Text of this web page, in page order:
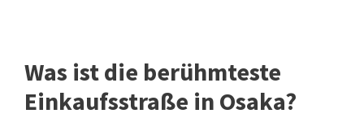
Was ist die berühmteste
Einkaufsstraße in Osaka?